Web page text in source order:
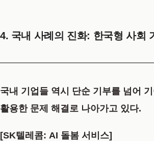
4. 국내 사례의 진화: 한국형 사회
국내 기업들 역시 단순 기부를 넘어
활용한 문제 해결로 나아가고 있다.
[SK텔레콤: AI 돌봄 서비스]